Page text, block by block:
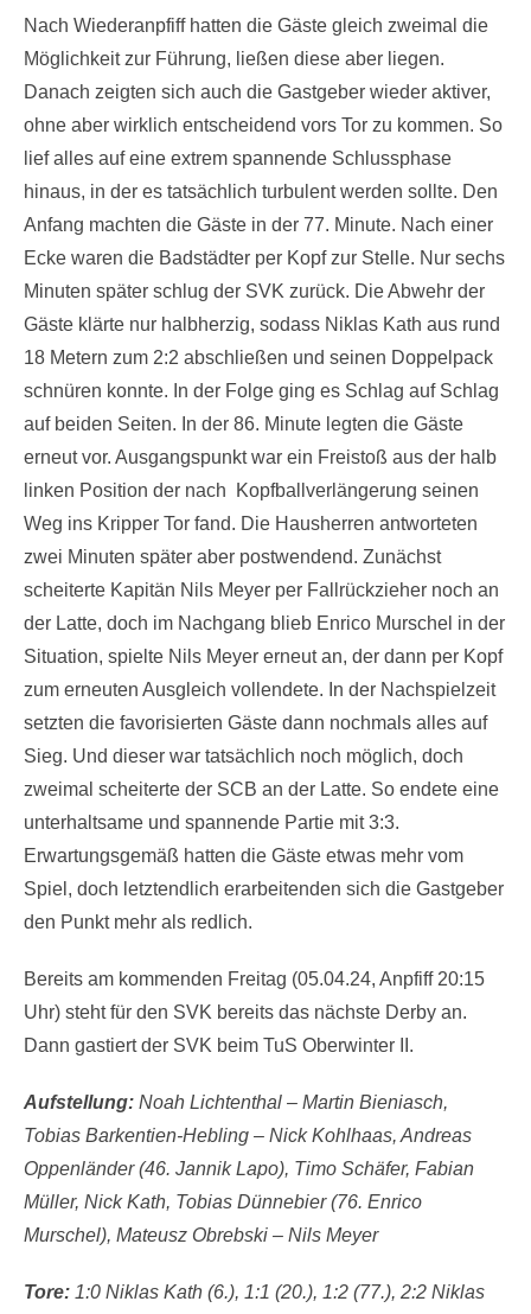
Nach Wiederanpfiff hatten die Gäste gleich zweimal die
Möglichkeit zur Führung, ließen diese aber liegen.
Danach zeigten sich auch die Gastgeber wieder aktiver,
ohne aber wirklich entscheidend vors Tor zu kommen. So
lief alles auf eine extrem spannende Schlussphase
hinaus, in der es tatsächlich turbulent werden sollte. Den
Anfang machten die Gäste in der 77. Minute. Nach einer
Ecke waren die Badstädter per Kopf zur Stelle. Nur sechs
Minuten später schlug der SVK zurück. Die Abwehr der
Gäste klärte nur halbherzig, sodass Niklas Kath aus rund
18 Metern zum 2:2 abschließen und seinen Doppelpack
schnüren konnte. In der Folge ging es Schlag auf Schlag
auf beiden Seiten. In der 86. Minute legten die Gäste
erneut vor. Ausgangspunkt war ein Freistoß aus der halb
linken Position der nach Kopfballverlängerung seinen
Weg ins Kripper Tor fand. Die Hausherren antworteten
zwei Minuten später aber postwendend. Zunächst
scheiterte Kapitän Nils Meyer per Fallrückzieher noch an
der Latte, doch im Nachgang blieb Enrico Murschel in der
Situation, spielte Nils Meyer erneut an, der dann per Kopf
zum erneuten Ausgleich vollendete. In der Nachspielzeit
setzten die favorisierten Gäste dann nochmals alles auf
Sieg. Und dieser war tatsächlich noch möglich, doch
zweimal scheiterte der SCB an der Latte. So endete eine
unterhaltsame und spannende Partie mit 3:3.
Erwartungsgemäß hatten die Gäste etwas mehr vom
Spiel, doch letztendlich erarbeitenden sich die Gastgeber
den Punkt mehr als redlich.
Bereits am kommenden Freitag (05.04.24, Anpfiff 20:15
Uhr) steht für den SVK bereits das nächste Derby an.
Dann gastiert der SVK beim TuS Oberwinter II.
Aufstellung: Noah Lichtenthal – Martin Bieniasch,
Tobias Barkentien-Hebling – Nick Kohlhaas, Andreas
Oppenländer (46. Jannik Lapo), Timo Schäfer, Fabian
Müller, Nick Kath, Tobias Dünnebier (76. Enrico
Murschel), Mateusz Obrebski – Nils Meyer
Tore: 1:0 Niklas Kath (6.), 1:1 (20.), 1:2 (77.), 2:2 Niklas